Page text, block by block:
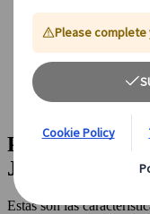
Cómo es el clima
Las cuatro
Temperaturas y
Qué hacer en
Cuándo visitar
Preguntas
Conclusión: el
Puntos clave
Japón
Estas son las